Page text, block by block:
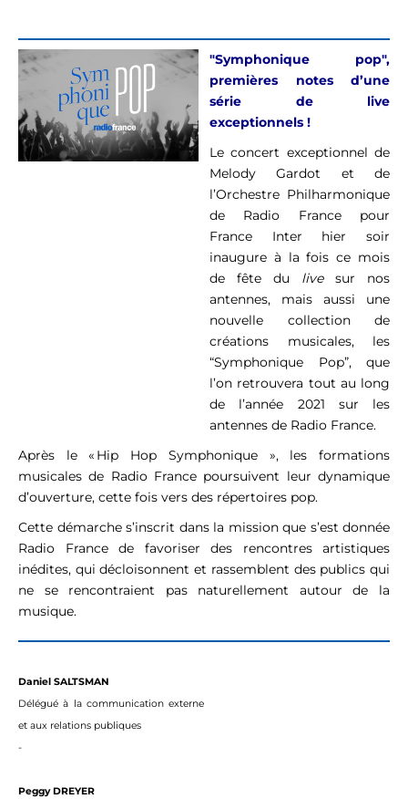
"Symphonique pop",
premières notes d’une
série de live
exceptionnels !
Le concert exceptionnel de
Melody Gardot et de
l’Orchestre Philharmonique
de Radio France pour
France Inter hier soir
inaugure à la fois ce mois
de fête du livesur nos
antennes, mais aussi une
nouvelle collection de
créations musicales, les
“Symphonique Pop”, que
l’on retrouvera tout au long
de l’année 2021 sur les
antennes de Radio France.
Après le « Hip Hop Symphonique », les formations
musicales de Radio France poursuivent leur dynamique
d’ouverture, cette fois vers des répertoires pop.
Cette démarche s’inscrit dans la mission que s’est donnée
Radio France de favoriser des rencontres artistiques
inédites, qui décloisonnent et rassemblent des publics qui
ne se rencontraient pas naturellement autour de la
musique.
Daniel SALTSMAN
Délégué à la communication externe
et aux relations publiques
-
Peggy DREYER